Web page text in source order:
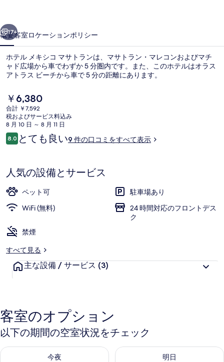
マ
サ
ト
ラ
ン
の
写
真
ャ
ラ
リ
ー
スタンダード ルーム | リビング エリア
17+
概要客室ロケーションポリシー
ホテル メキシコ マサトランは、マサトラン・マレコンおよびマチ
ャド広場から車でわずか 5 分圏内です。また、このホテルはオラス
アトラス ビーチから車で 5 分の距離にあります。
現
在
の
料
金
は
す
￥6,380
合計 ￥7,592
税およびサービス料込み
8 月 10 日 ～ 8 月 11 日
口
コ
8.010段階中8.0
とても良い9 件の口コミをすべて表示
人気の設備とサービス
ペット可
駐車場あり
WiFi (無料)
24 時間対応のフロントデス
ク
禁煙
すべて見る
主な設備 / サービス (3)
客室のオプション
以下の期間の空室状況をチェック
今夜
今夜 8月 7 - 8月 8 の空室状況をチェック
明日
明日 8月 8 - 8月 9 の空室状況